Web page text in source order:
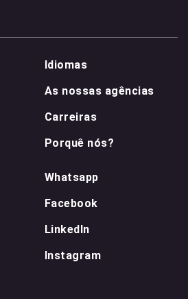
Idiomas
As nossas agências
Carreiras
Porquê nós?
Whatsapp
Facebook
LinkedIn
Instagram